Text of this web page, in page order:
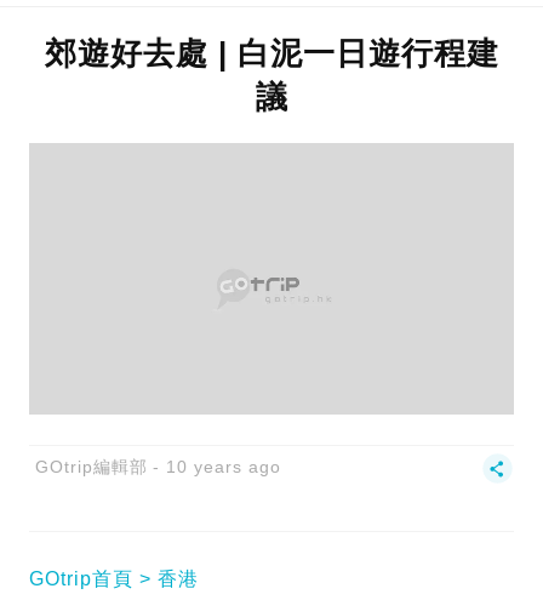
郊遊好去處 | 白泥一日遊行程建
議
GOtrip編輯部 10 years ago
GOtrip首頁 香港